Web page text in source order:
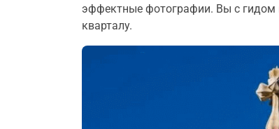
эффектные фотографии. Вы с гидом
кварталу.